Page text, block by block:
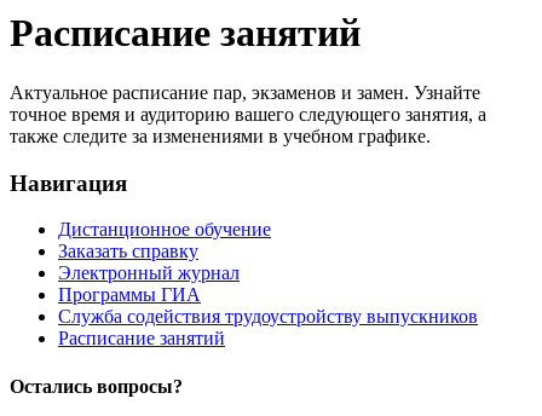
Расписание занятий
Актуальное расписание пар, экзаменов и замен. Узнайте
точное время и аудиторию вашего следующего занятия, а
также следите за изменениями в учебном графике.
Навигация
Дистанционное обучение
Заказать справку
Электронный журнал
Программы ГИА
Служба содействия трудоустройству выпускников
Расписание занятий
Остались вопросы?